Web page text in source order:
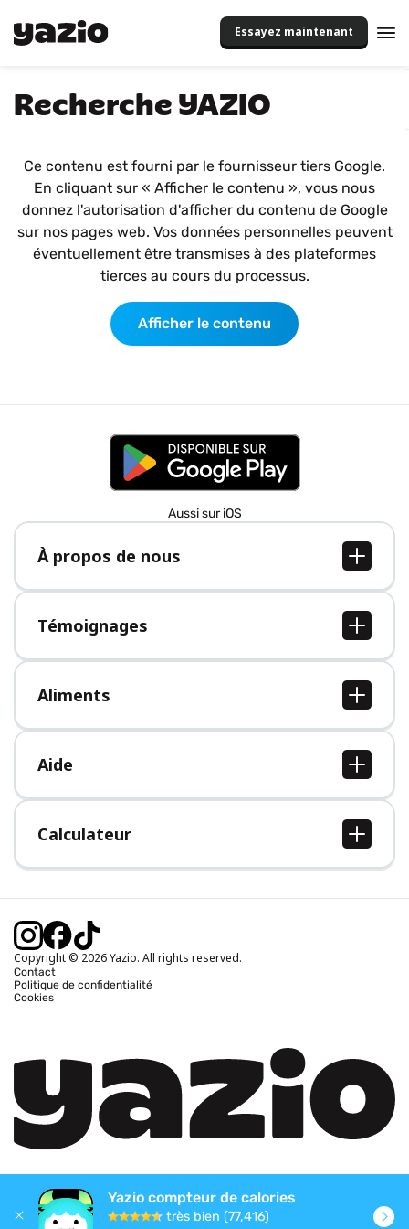
Essayez maintenant
Recherche YAZIO
Ce contenu est fourni par le fournisseur tiers Google.
En cliquant sur « Afficher le contenu », vous nous
donnez l'autorisation d'afficher du contenu de Google
sur nos pages web. Vos données personnelles peuvent
éventuellement être transmises à des plateformes
tierces au cours du processus.
Afficher le contenu
Aussi sur iOS
À propos de nous
À propos de nous
Postes
Presse
Témoignages
Tous les témoignages
Aliments
Tous les aliments
Aide
Centre d'aide
Calculateur
Calcul IMC
Calcul poids idéal
Calcul calories brûlées
Copyright © 2026 Yazio. All rights reserved.
Contact
Politique de confidentialité
Cookies
Yazio compteur de calories
très bien (77,416)